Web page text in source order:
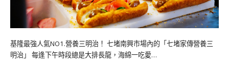
基隆最強人氣NO1.營養三明治！ 七堵南興市場內的「七堵家傳營養三
明治」 每逢下午時段總是大排長龍，海綿一吃愛…